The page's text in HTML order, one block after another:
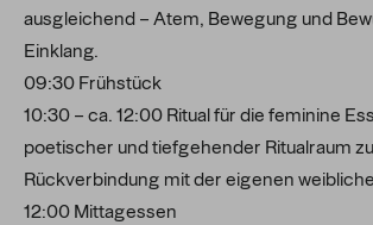
ausgleichend – Atem, Bewegung und
Einklang.
09:30 Frühstück
10:30 – ca. 12:00 Ritual für die feminine
poetischer und tiefgehender Ritualraum
Rückverbindung mit der eigenen
12:00 Mittagessen